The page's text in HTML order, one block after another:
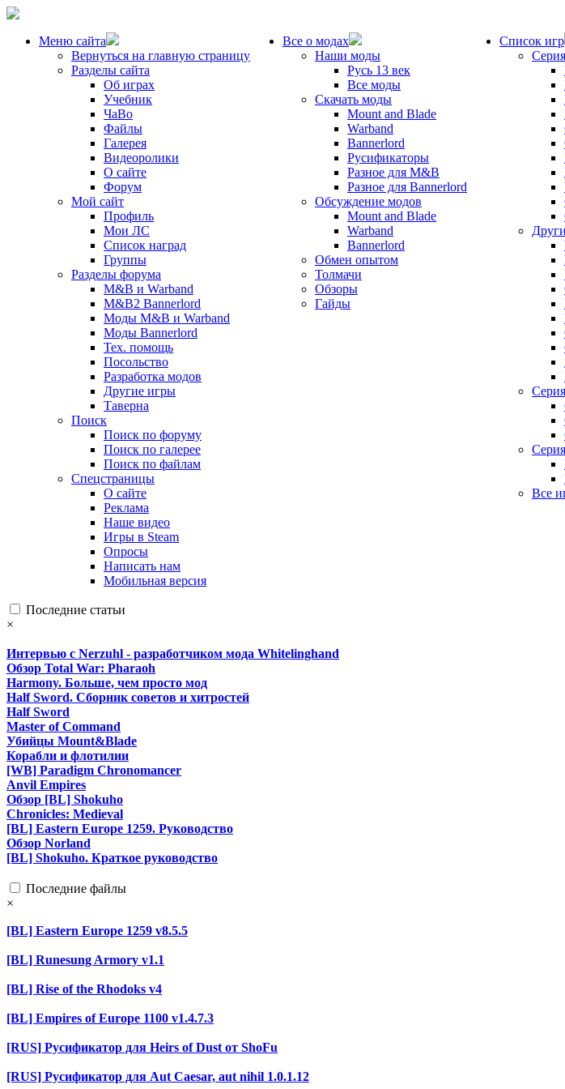
Меню сайта
Вернуться на главную страницу
Разделы сайта
Об играх
Учебник
ЧаВо
Файлы
Галерея
Видеоролики
О сайте
Форум
Мой сайт
Профиль
Мои ЛС
Список наград
Группы
Разделы форума
M&B и Warband
M&B2 Bannerlord
Моды M&B и Warband
Моды Bannerlord
Тех. помощь
Посольство
Разработка модов
Другие игры
Таверна
Поиск
Поиск по форуму
Поиск по галерее
Поиск по файлам
Спецстраницы
О сайте
Реклама
Наше видео
Игры в Steam
Опросы
Написать нам
Мобильная версия
Все о модах
Наши моды
Русь 13 век
Все моды
Скачать моды
Mount and Blade
Warband
Bannerlord
Русификаторы
Разное для M&B
Разное для Bannerlord
Обсуждение модов
Mount and Blade
Warband
Bannerlord
Обмен опытом
Толмачи
Обзоры
Гайды
Список игр
Все
Последние статьи
×
Интервью с Nerzuhl - разработчиком мода Whitelinghand
Обзор Total War: Pharaoh
Harmony. Больше, чем просто мод
Half Sword. Сборник советов и хитростей
Half Sword
Master of Command
Убийцы Mount&Blade
Корабли и флотилии
[WB] Paradigm Chronomancer
Anvil Empires
Обзор [BL] Shokuho
Chronicles: Medieval
[BL] Eastern Europe 1259. Руководство
Обзор Norland
[BL] Shokuho. Краткое руководство
Последние файлы
×
[BL] Eastern Europe 1259 v8.5.5
[BL] Runesung Armory v1.1
[BL] Rise of the Rhodoks v4
[BL] Empires of Europe 1100 v1.4.7.3
[RUS] Русификатор для Heirs of Dust от ShoFu
[RUS] Русификатор для Aut Caesar, aut nihil 1.0.1.12